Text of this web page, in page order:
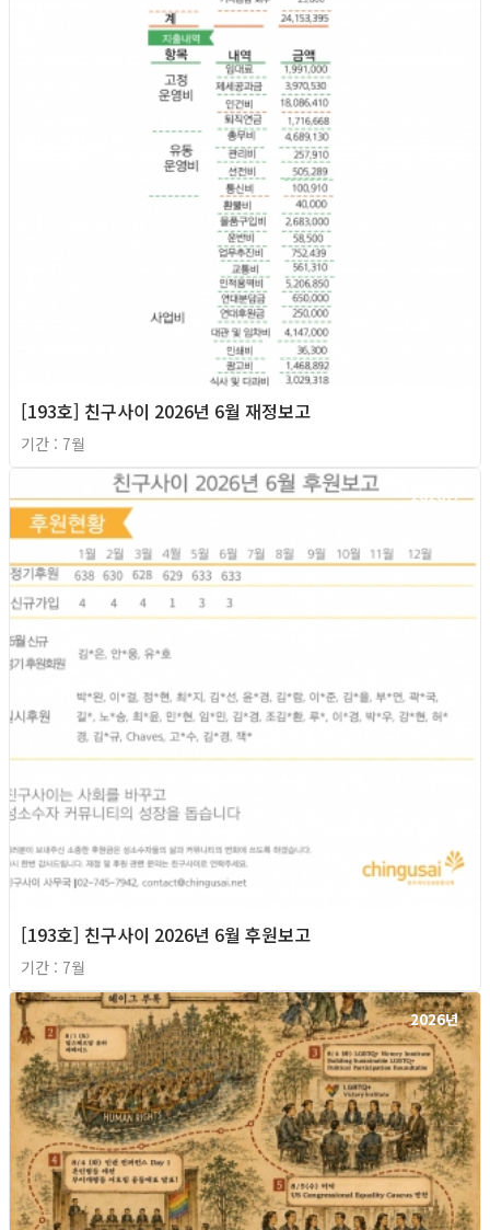
[193호] 친구사이 2026년 6월 재정보고
기간 : 7월
2026년
[193호] 친구사이 2026년 6월 후원보고
기간 : 7월
2026년